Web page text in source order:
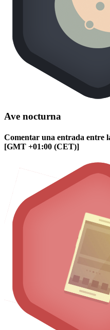
Ave nocturna
Comentar una entrada entre
[GMT +01:00 (CET)]